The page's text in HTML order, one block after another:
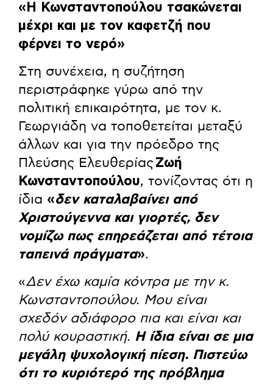
«Η Κωνσταντοπούλου τσακώνεται
μέχρι και με τον καφετζή που
φέρνει το νερό»
Στη συνέχεια, η συζήτηση
περιστράφηκε γύρω από την
πολιτική επικαιρότητα, με τον κ.
Γεωργιάδη να τοποθετείται μεταξύ
άλλων και για την πρόεδρο της
Πλεύσης ΕλευθερίαςΖωή
Κωνσταντοπούλου, τονίζοντας ότι η
ίδια «δεν καταλαβαίνει από
Χριστούγεννα και γιορτές, δεν
νομίζω πως επηρεάζεται από τέτοια
ταπεινά πράγματα».
«Δεν έχω καμία κόντρα με την κ.
Κωνσταντοπούλου. Μου είναι
σχεδόν αδιάφορο πια και είναι και
πολύ κουραστική. Η ίδια είναι σε μια
μεγάλη ψυχολογική πίεση. Πιστεύω
ότι το κυριότερό της πρόβλημα